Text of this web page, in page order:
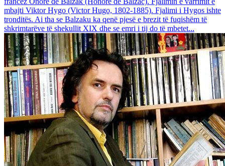
mbajti Viktor Hygo (Victor Hugo, 1802-1885). Fjalimi i Hygos ishte
tronditës. Ai tha se Balzaku ka qenë pjesë e brezit të fuqishëm të
shkrimtarëve të shekullit XIX dhe se emri i tij do të mbetet...